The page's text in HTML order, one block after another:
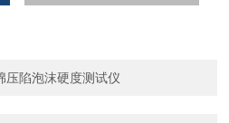
压陷泡沫硬度测试仪